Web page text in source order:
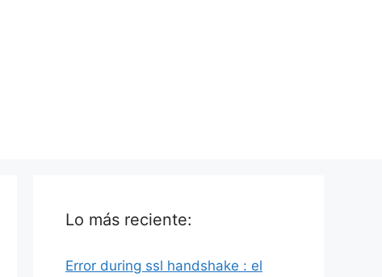
Lo más reciente:
Error during ssl handshake : el